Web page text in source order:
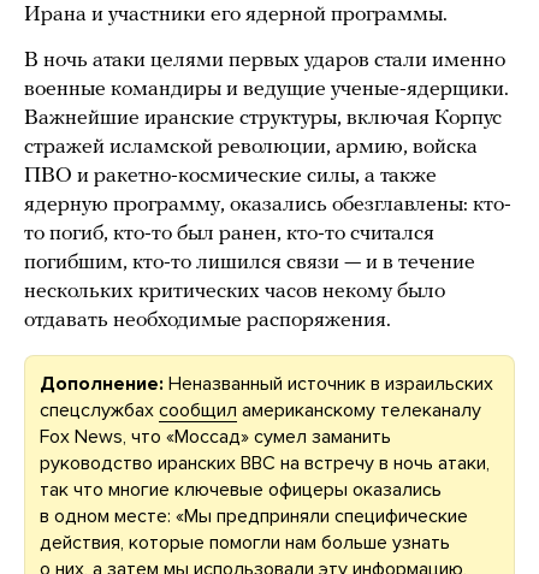
Ирана и участники его ядерной программы.
В ночь атаки целями первых ударов стали именно
военные командиры и ведущие ученые-ядерщики.
Важнейшие иранские структуры, включая Корпус
стражей исламской революции, армию, войска
ПВО и ракетно-космические силы, а также
ядерную программу, оказались обезглавлены: кто-
то погиб, кто-то был ранен, кто-то считался
погибшим, кто-то лишился связи — и в течение
нескольких критических часов некому было
отдавать необходимые распоряжения.
Дополнение: Неназванный источник в израильских
спецслужбах сообщил американскому телеканалу
Fox News, что «Моссад» сумел заманить
руководство иранских ВВС на встречу в ночь атаки,
так что многие ключевые офицеры оказались
в одном месте: «Мы предприняли специфические
действия, которые помогли нам больше узнать